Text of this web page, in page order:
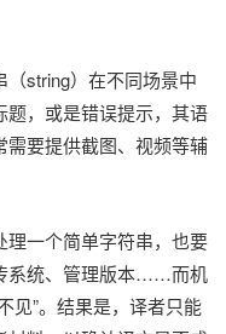
string）在不同场景中
，或是错误提示，其语
需要提供截图、视频等辅
一个简单字符串，也要
系统、管理版本……而机
见”。结果是，译者只能